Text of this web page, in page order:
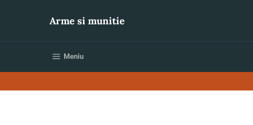
Arme si munitie
MeniuNavigare pe site